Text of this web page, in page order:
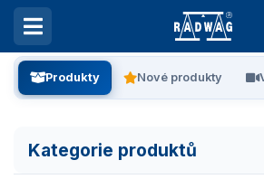
Produkty Nové produkty
Kategorie produktů